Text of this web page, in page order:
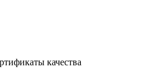
качества